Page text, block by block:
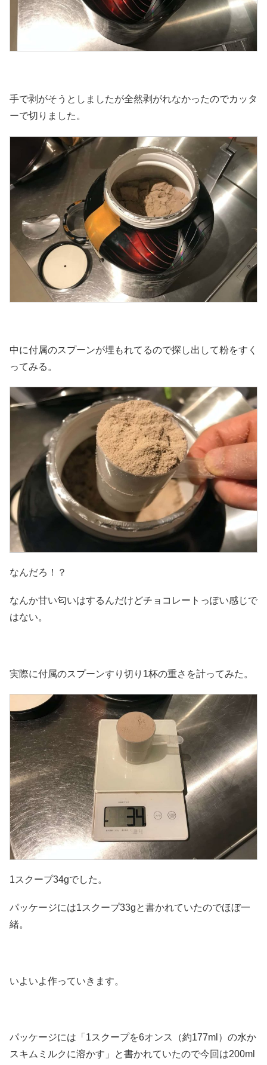
手で剥がそうとしましたが全然剥がれなかったのでカッタ
ーで切りました。
中に付属のスプーンが埋もれてるので探し出して粉をすく
ってみる。
なんだろ！？
なんか甘い匂いはするんだけどチョコレートっぽい感じで
はない。
実際に付属のスプーンすり切り1杯の重さを計ってみた。
1スクープ34gでした。
パッケージには1スクープ33gと書かれていたのでほぼ一
緒。
いよいよ作っていきます。
パッケージには「1スクープを6オンス（約177ml）の水か
スキムミルクに溶かす」と書かれていたので今回は200ml